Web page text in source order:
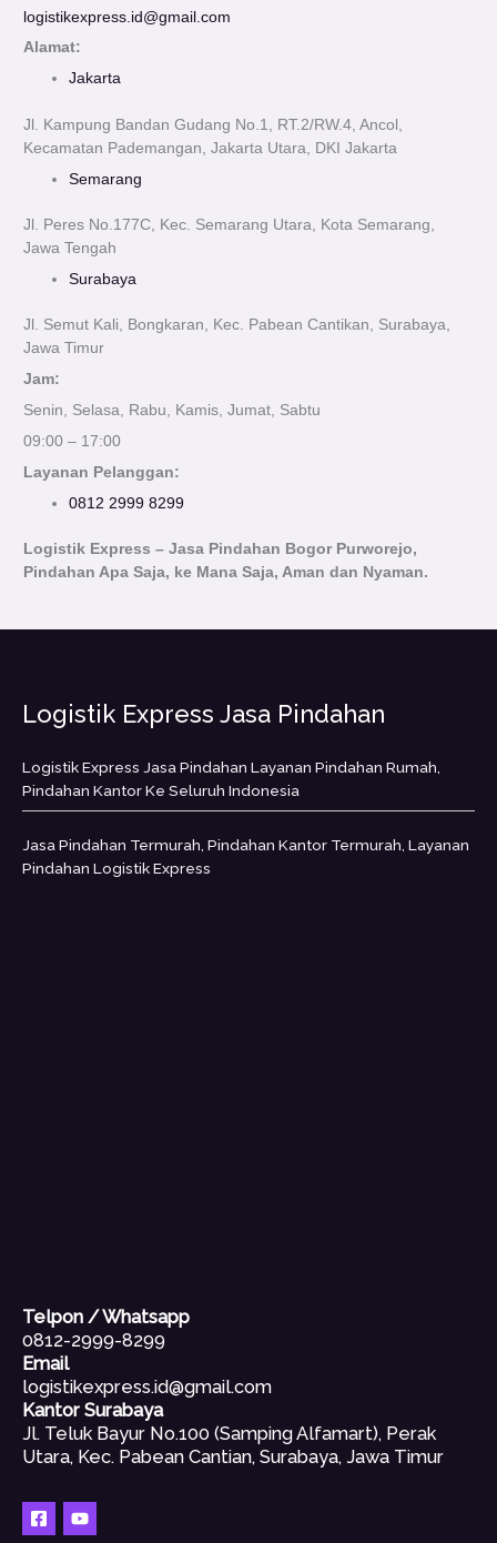
logistikexpress.id@gmail.com
Alamat:
Jakarta
Jl. Kampung Bandan Gudang No.1, RT.2/RW.4, Ancol,
Kecamatan Pademangan, Jakarta Utara, DKI Jakarta
Semarang
Jl. Peres No.177C, Kec. Semarang Utara, Kota Semarang,
Jawa Tengah
Surabaya
Jl. Semut Kali, Bongkaran, Kec. Pabean Cantikan, Surabaya,
Jawa Timur
Jam:
Senin, Selasa, Rabu, Kamis, Jumat, Sabtu
09:00 – 17:00
Layanan Pelanggan:
0812 2999 8299
Logistik Express – Jasa Pindahan Bogor Purworejo,
Pindahan Apa Saja, ke Mana Saja, Aman dan Nyaman.
Logistik Express Jasa Pindahan
Logistik Express Jasa Pindahan Layanan Pindahan Rumah,
Pindahan Kantor Ke Seluruh Indonesia
Jasa Pindahan Termurah, Pindahan Kantor Termurah, Layanan
Pindahan Logistik Express
Telpon / Whatsapp
0812-2999-8299
Email
logistikexpress.id@gmail.com
Kantor Surabaya
Jl. Teluk Bayur No.100 (Samping Alfamart), Perak
Utara, Kec. Pabean Cantian, Surabaya, Jawa Timur